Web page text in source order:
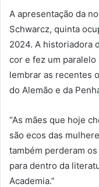
A apresentação da
Schwarcz, quinta
2024. A historiadora
cor e fez um
lembrar as recentes
do Alemão e da
“As mães que hoje
são ecos das
também perderam
para dentro da
Academia.”